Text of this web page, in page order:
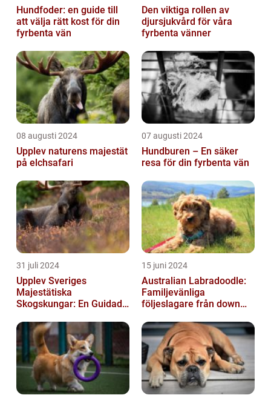
Hundfoder: en guide till
att välja rätt kost för din
fyrbenta vän
Den viktiga rollen av
djursjukvård för våra
fyrbenta vänner
08 augusti 2024
Upplev naturens majestät
på elchsafari
07 augusti 2024
Hundburen – En säker
resa för din fyrbenta vän
31 juli 2024
Upplev Sveriges
Majestätiska
Skogskungar: En Guidad
15 juni 2024
Australian Labradoodle:
Familjevänliga
följeslagare från down